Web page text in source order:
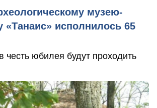
музею-
«Танаис» исполнилось 65
честь юбилея будут проходить